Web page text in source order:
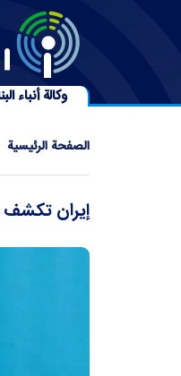
وكالة أنباء
الصفحة الرئیسیة
إيران تكشف عن